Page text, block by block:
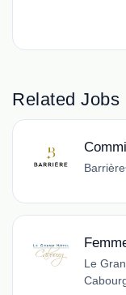
Related Jobs
Barrière
Le